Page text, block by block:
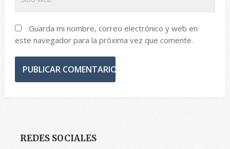
Guarda mi nombre, correo electrónico y web en
este navegador para la próxima vez que comente.
REDES SOCIALES